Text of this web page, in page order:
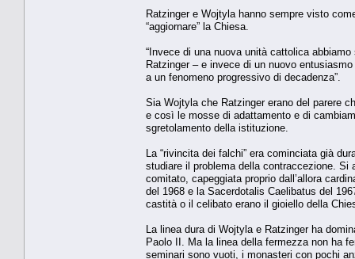
Ratzinger e Wojtyla hanno sempre visto
“aggiornare” la Chiesa.
“Invece di una nuova unità cattolica
Ratzinger – e invece di un nuovo
a un fenomeno progressivo di decadenza”.
Sia Wojtyla che Ratzinger erano del parere
e così le mosse di adattamento e di
sgretolamento della istituzione.
La “rivincita dei falchi” era cominciata già
studiare il problema della contraccezione. Si
comitato, capeggiata proprio dall’allora
del 1968 e la Sacerdotalis Caelibatus del
castità o il celibato erano il gioiello della
La linea dura di Wojtyla e Ratzinger ha
Paolo II. Ma la linea della fermezza non ha
seminari sono vuoti, i monasteri con pochi